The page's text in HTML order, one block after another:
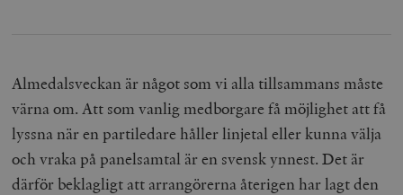
Almedalsveckan är något som vi alla tillsammans måste
värna om. Att som vanlig medborgare få möjlighet att få
lyssna när en partiledare håller linjetal eller kunna välja
och vraka på panelsamtal är en svensk ynnest. Det är
därför beklagligt att arrangörerna återigen har lagt den